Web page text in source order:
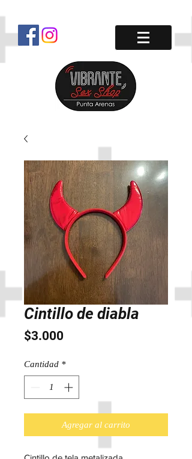
Cintillo de diabla
$3.000
Cantidad *
Agregar al carrito